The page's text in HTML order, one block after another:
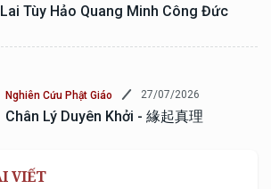
Tùy Hảo Quang Minh Công Đức
Nghiên Cứu Phật Giáo 27/07/2026
Chân Lý Duyên Khởi - 緣起真理
VIẾT